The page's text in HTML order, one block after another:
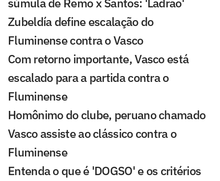
Zubeldía define escalação do
Fluminense contra o Vasco
Com retorno importante, Vasco está
escalado para a partida contra o
Fluminense
Homônimo do clube, peruano chamado
Vasco assiste ao clássico contra o
Fluminense
Entenda o que é 'DOGSO' e os critérios